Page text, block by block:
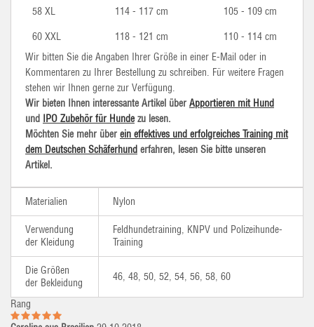
58 XL
114 - 117 cm
105 - 109 cm
60 XXL
118 - 121 cm
110 - 114 cm
Wir bitten Sie die Angaben Ihrer Größe in einer E-Mail oder in
Kommentaren zu Ihrer Bestellung zu schreiben. Für weitere Fragen
stehen wir Ihnen gerne zur Verfügung.
Wir bieten Ihnen interessante Artikel über Apportieren mit Hund
und IPO Zubehör für Hunde zu lesen.
Möchten Sie mehr über ein effektives und erfolgreiches Training mit
dem Deutschen Schäferhund erfahren, lesen Sie bitte unseren
Artikel.
Materialien Nylon
Verwendung
der Kleidung
Feldhundetraining, KNPV und Polizeihunde-
Training
Die Größen
der Bekleidung
46, 48, 50, 52, 54, 56, 58, 60
Rang